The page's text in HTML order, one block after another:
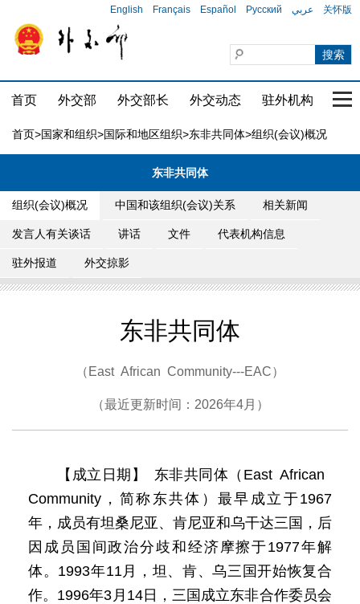
English Français Español Русский عربي 关怀版
首页 外交部 外交部长 外交动态 驻外机构 国
首页>国家和组织>国际和地区组织>东非共同体>组织(会议)概况
东非共同体
组织(会议)概况 中国和该组织(会议)关系 相关新闻
发言人有关谈话 讲话 文件 代表机构信息
驻外报道 外交掠影
东非共同体
（East African Community---EAC）
（最近更新时间：2026年4月）
【成立日期】 东非共同体（East African
Community，简称东共体）最早成立于1967
年，成员有坦桑尼亚、肯尼亚和乌干达三国，后
因成员国间政治分歧和经济摩擦于1977年解
体。1993年11月，坦、肯、乌三国开始恢复合
作。1996年3月14日，三国成立东非合作委员会